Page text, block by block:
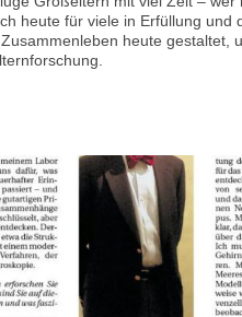
heute für viele in Erfüllung und
heute gestaltet,